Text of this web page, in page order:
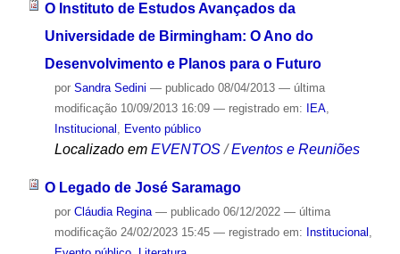
O Instituto de Estudos Avançados da
Universidade de Birmingham: O Ano do
Desenvolvimento e Planos para o Futuro
por Sandra Sedini — publicado08/04/2013 — última
modificação10/09/2013 16:09 — registrado em: IEA,
Institucional , Evento público
Localizado em EVENTOS /Eventos e Reuniões
O Legado de José Saramago
por Cláudia Regina — publicado06/12/2022 — última
modificação24/02/2023 15:45 — registrado em: Institucional